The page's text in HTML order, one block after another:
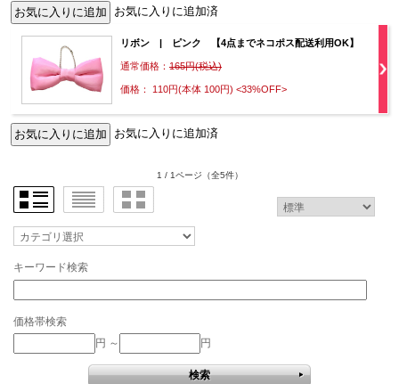
お気に入りに追加済
リボン | ピンク 【4点までネコポス配送利用OK】
通常価格： 165円(税込)
価格： 110円(本体 100円) <33%OFF>
お気に入りに追加済
1 / 1ページ （全5件）
キーワード検索
価格帯検索
円 ～
円